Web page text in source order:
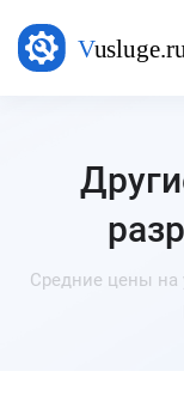
Средние цены на